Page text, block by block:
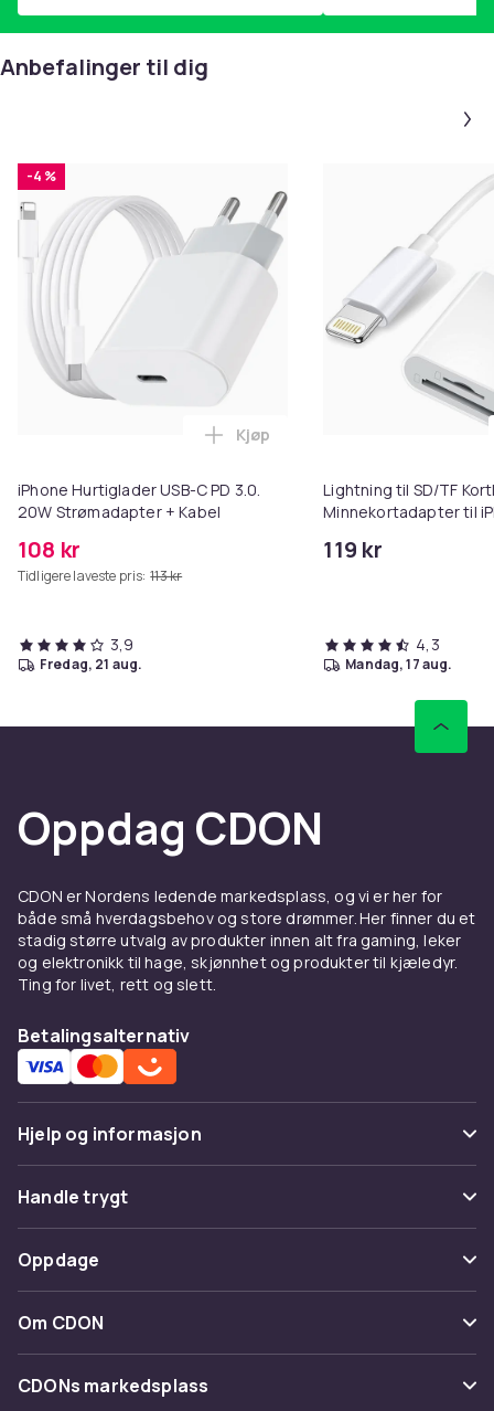
Anbefalinger til dig
-4 %
iPhone Hurtiglader USB-C PD 3.0.
20W Strømadapter + Kabel
108 kr
Tidligere laveste pris: 113 kr
Legg iPhone Hurtiglader USB-C
Kjøp
3,9
fredag, 21 aug.
Lightning til SD/TF
Minnekortadapter til
119 kr
4,3
mandag, 17 aug.
Oppdag CDON
CDON er Nordens ledende markedsplass, og vi er her for
både små hverdagsbehov og store drømmer. Her finner du et
stadig større utvalg av produkter innen alt fra gaming, leker
og elektronikk til hage, skjønnhet og produkter til kjæledyr.
Ting for livet, rett og slett.
Betalingsalternativ
Hjelp og informasjon
Vanlige spørsmål
Spor pakke
Angre & returner her
Kontakt oss
Handle trygt
Betaling
Levering
Tilbakekallinger
Oppdage
Kategorier
Varemerker
Om CDON
Om oss
CDONs markedsplass